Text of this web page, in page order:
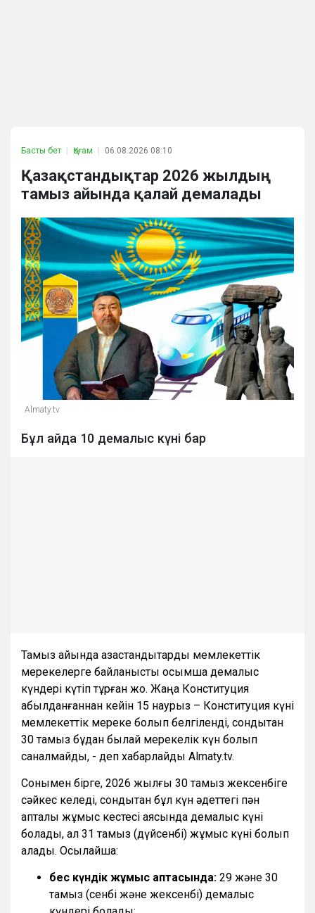
Басты бет Қоғам 06.08.2026 08:10
Қазақстандықтар 2026 жылдың
тамыз айында қалай демалады
Almaty.tv
Бұл айда 10 демалыс күні бар
Тамыз айында қазақстандықтарды мемлекеттік
мерекелерге байланысты қосымша демалыс
күндері күтіп тұрған жоқ. Жаңа Конституция
қабылданғаннан кейін 15 наурыз – Конституция күні
мемлекеттік мереке болып белгіленді, сондықтан
30 тамыз бұдан былай мерекелік күн болып
саналмайды, - деп хабарлайды Almaty.tv.
Сонымен бірге, 2026 жылғы 30 тамыз жексенбіге
сәйкес келеді, сондықтан бұл күн әдеттегі пән
апталық жұмыс кестесі аясында демалыс күні
болады, ал 31 тамыз (дүйсенбі) жұмыс күні болып
қалады. Осылайша:
бес күндік жұмыс аптасында: 29 және 30
тамыз (сенбі және жексенбі) демалыс